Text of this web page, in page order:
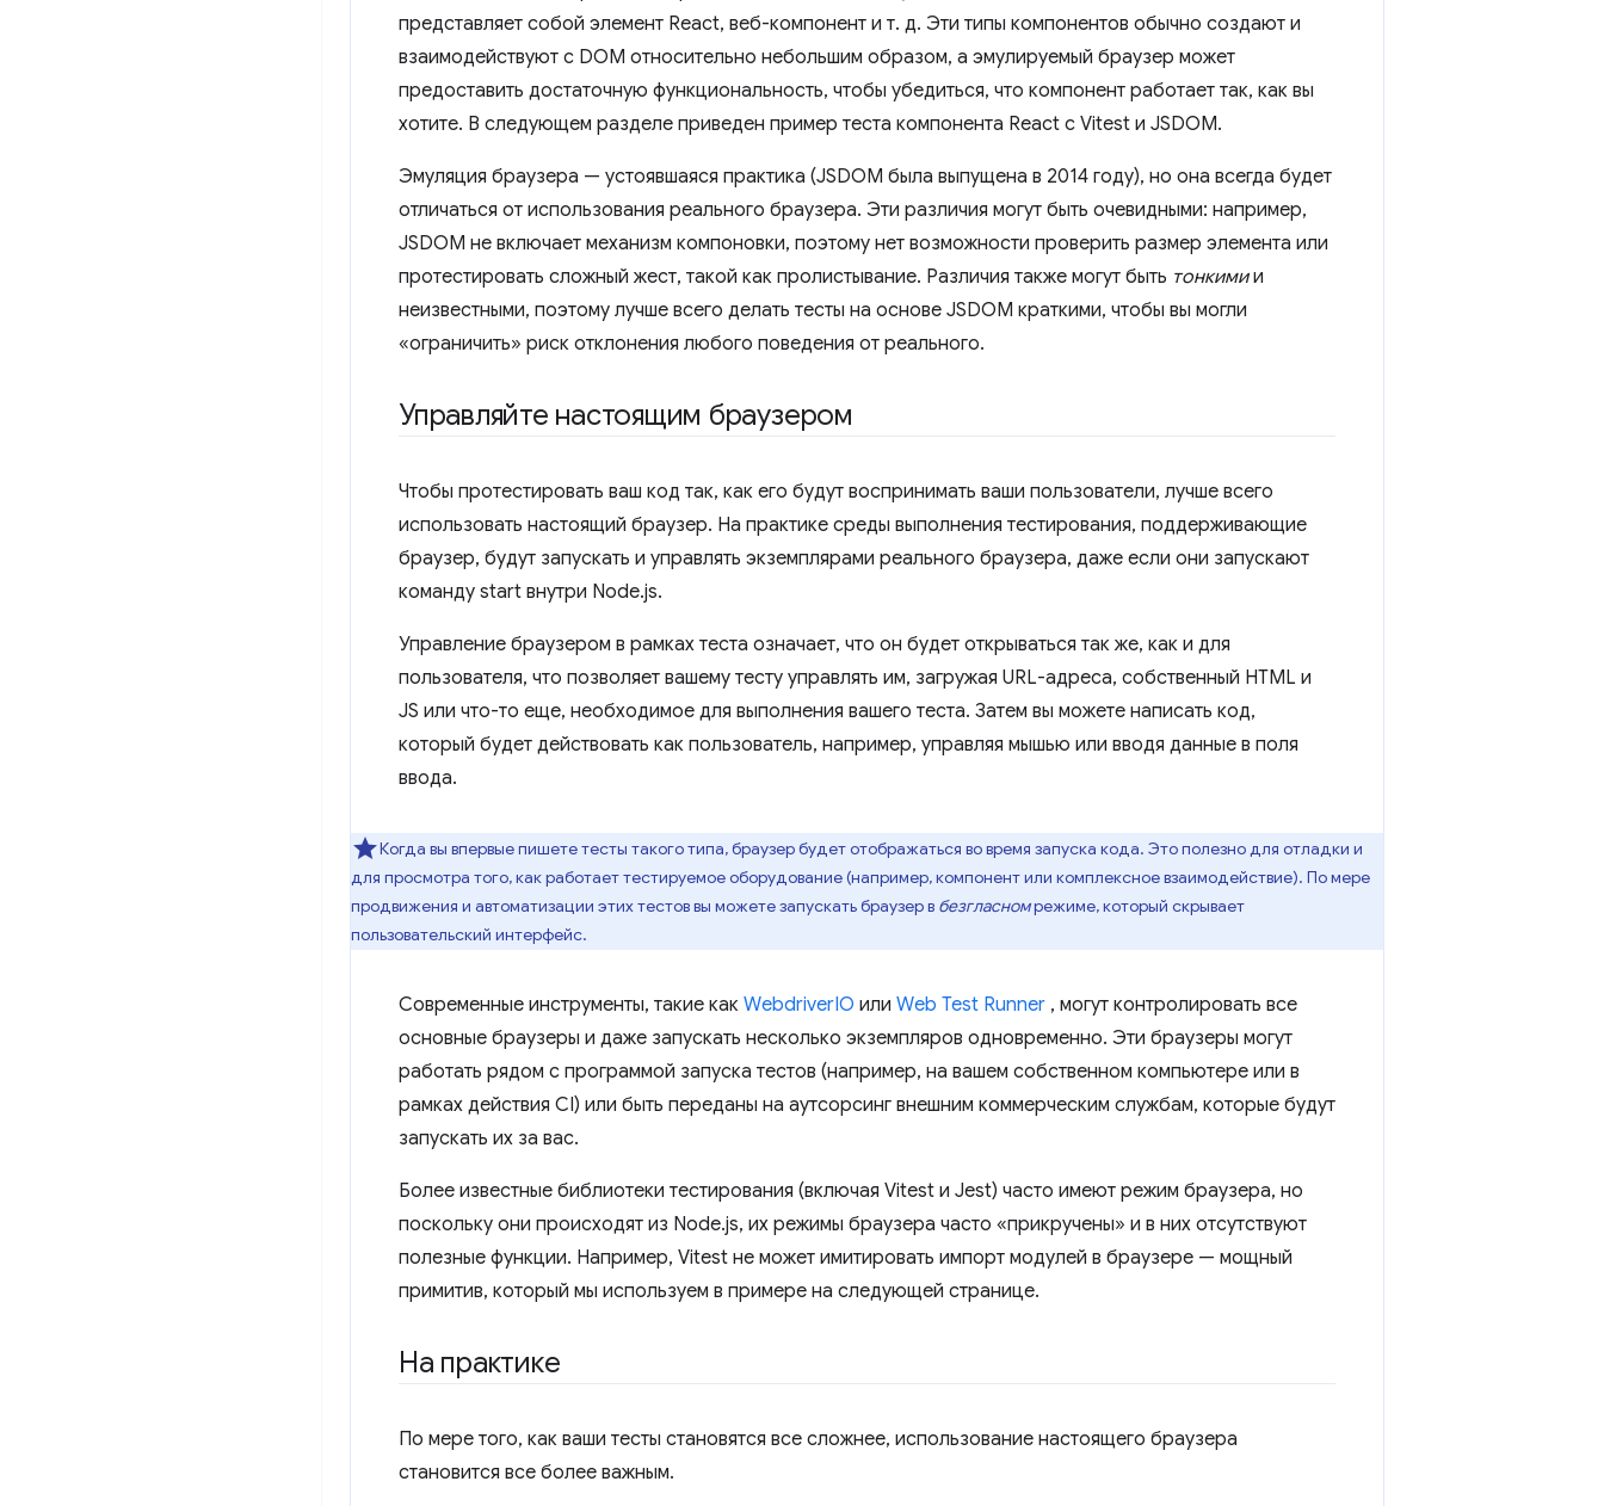
представляет собой элемент React, веб-компонент и т. д. Эти типы компонентов обычно создают и
взаимодействуют с DOM относительно небольшим образом, а эмулируемый браузер может
предоставить достаточную функциональность, чтобы убедиться, что компонент работает так, как вы
хотите. В следующем разделе приведен пример теста компонента React с Vitest и JSDOM.
Эмуляция браузера — устоявшаяся практика (JSDOM была выпущена в 2014 году), но она всегда будет
отличаться от использования реального браузера. Эти различия могут быть очевидными: например,
JSDOM не включает механизм компоновки, поэтому нет возможности проверить размер элемента или
протестировать сложный жест, такой как пролистывание. Различия также могут быть тонкимии
неизвестными, поэтому лучше всего делать тесты на основе JSDOM краткими, чтобы вы могли
«ограничить» риск отклонения любого поведения от реального.
Управляйте настоящим браузером
Чтобы протестировать ваш код так, как его будут воспринимать ваши пользователи, лучше всего
использовать настоящий браузер. На практике среды выполнения тестирования, поддерживающие
браузер, будут запускать и управлять экземплярами реального браузера, даже если они запускают
команду start внутри Node.js.
Управление браузером в рамках теста означает, что он будет открываться так же, как и для
пользователя, что позволяет вашему тесту управлять им, загружая URL-адреса, собственный HTML и
JS или что-то еще, необходимое для выполнения вашего теста. Затем вы можете написать код,
который будет действовать как пользователь, например, управляя мышью или вводя данные в поля
ввода.
Когда вы впервые пишете тесты такого типа, браузер будет отображаться во время запуска кода. Это полезно для отладки и
для просмотра того, как работает тестируемое оборудование (например, компонент или комплексное взаимодействие). По мере
продвижения и автоматизации этих тестов вы можете запускать браузер в безгласномрежиме, который скрывает
пользовательский интерфейс.
Современные инструменты, такие как WebdriverIO или Web Test Runner , могут контролировать все
основные браузеры и даже запускать несколько экземпляров одновременно. Эти браузеры могут
работать рядом с программой запуска тестов (например, на вашем собственном компьютере или в
рамках действия CI) или быть переданы на аутсорсинг внешним коммерческим службам, которые будут
запускать их за вас.
Более известные библиотеки тестирования (включая Vitest и Jest) часто имеют режим браузера, но
поскольку они происходят из Node.js, их режимы браузера часто «прикручены» и в них отсутствуют
полезные функции. Например, Vitest не может имитировать импорт модулей в браузере — мощный
примитив, который мы используем в примере на следующей странице.
На практике
По мере того, как ваши тесты становятся все сложнее, использование настоящего браузера
становится все более важным.